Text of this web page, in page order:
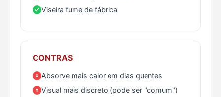
Viseira fume de fábrica
CONTRAS
Absorve mais calor em dias quentes
Visual mais discreto (pode ser "comum")